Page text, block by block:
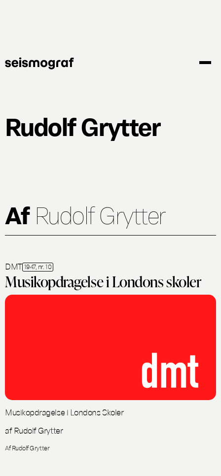
Rudolf Grytter
Af Rudolf Grytter
DMT 1947, nr. 10
Musikopdragelse i Londons skoler
Musikopdragelse i Londons Skoler
af Rudolf Grytter
Af Rudolf Grytter